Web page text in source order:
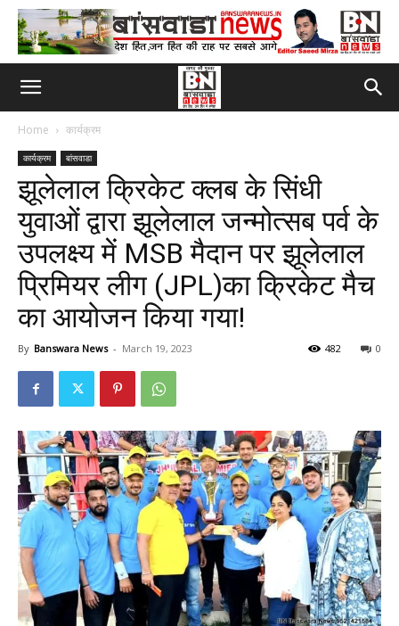
Home कार्यक्रम
कार्यक्रम बांसवाडा
झूलेलाल क्रिकेट क्लब के सिंधी
युवाओं द्वारा झूलेलाल जन्मोत्सब पर्व के
उपलक्ष्य में MSB मैदान पर झूलेलाल
प्रिमियर लीग (JPL)का क्रिकेट मैच
का आयोजन किया गया!
By Banswara News - March 19, 2023 0
482